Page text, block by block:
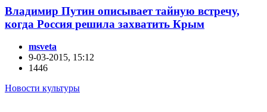
Владимир Путин описывает тайную встречу,
когда Россия решила захватить Крым
msveta
9-03-2015, 15:12
1446
Новости культуры